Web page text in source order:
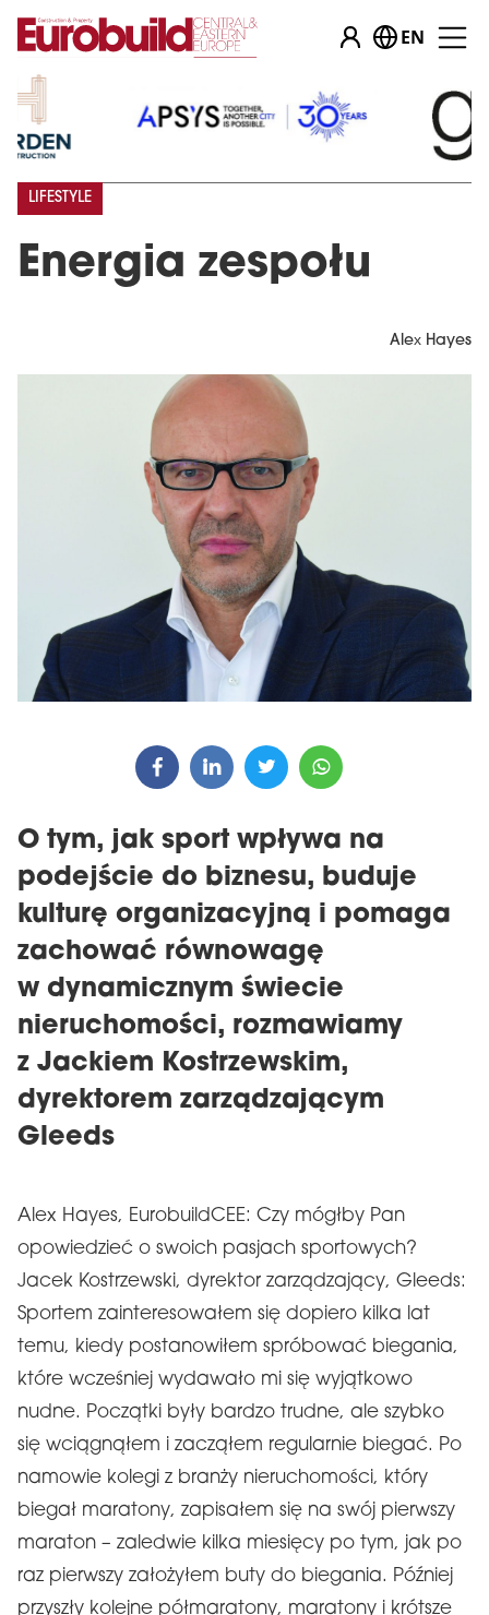
EN
Energia zespołu
LIFESTYLE
Alex Hayes
O tym, jak sport wpływa na
podejście do biznesu, buduje
kulturę organizacyjną i pomaga
zachować równowagę
w dynamicznym świecie
nieruchomości, rozmawiamy
z Jackiem Kostrzewskim,
dyrektorem zarządzającym
Gleeds
Alex Hayes, EurobuildCEE: Czy mógłby Pan
opowiedzieć o swoich pasjach sportowych?
Jacek Kostrzewski, dyrektor zarządzający, Gleeds:
Sportem zainteresowałem się dopiero kilka lat
temu, kiedy postanowiłem spróbować biegania,
które wcześniej wydawało mi się wyjątkowo
nudne. Początki były bardzo trudne, ale szybko
się wciągnąłem i zacząłem regularnie biegać. Po
namowie kolegi z branży nieruchomości, który
biegał maratony, zapisałem się na swój pierwszy
maraton – zaledwie kilka miesięcy po tym, jak po
raz pierwszy założyłem buty do biegania. Później
przyszły kolejne półmaratony, maratony i krótsze